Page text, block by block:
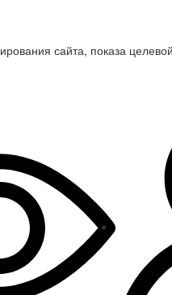
сайта, показа